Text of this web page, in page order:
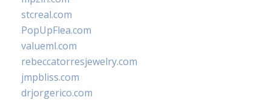
stcreal.com
PopUpFlea.com
valueml.com
rebeccatorresjewelry.com
jmpbliss.com
drjorgerico.com